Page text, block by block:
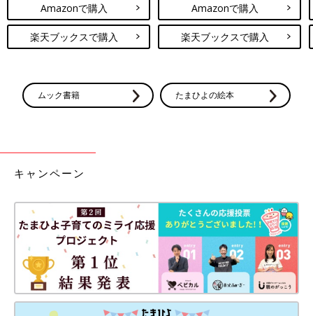
Amazonで購入
楽天ブックスで購入
Amazonで購入
楽天ブックスで購入
ムック書籍 たまひよの絵本
キャンペーン